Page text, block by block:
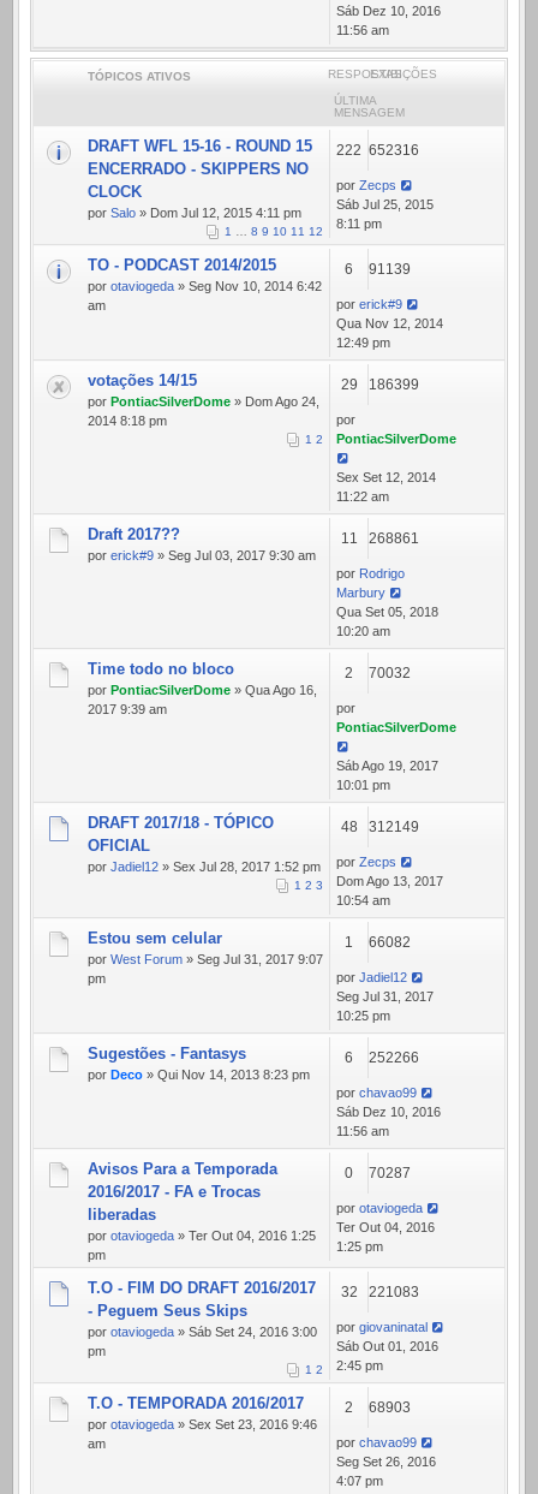
Ver
última
mensagem
Sáb Dez 10, 2016
11:56 am
TÓPICOS ATIVOS RESPOSTASEXIBIÇÕES
ÚLTIMA
MENSAGEM
DRAFT WFL 15-16 - ROUND 15
ENCERRADO - SKIPPERS NO
CLOCK
por Salo » Dom Jul 12, 2015 4:11 pm
1 8 9 10 11 12
222 652316
por Zecps
Sáb Jul 25, 2015
8:11 pm
TO - PODCAST 2014/2015
por otaviogeda » Seg Nov 10, 2014 6:42
am
6 91139
por erick#9
Qua Nov 12, 2014
12:49 pm
votações 14/15
por PontiacSilverDome » Dom Ago 24,
2014 8:18 pm
1 2
29 186399
por
PontiacSilverDome
Sex Set 12, 2014
11:22 am
Draft 2017??
por erick#9 » Seg Jul 03, 2017 9:30 am
11 268861
por Rodrigo
Marbury
Qua Set 05, 2018
10:20 am
Time todo no bloco
por PontiacSilverDome » Qua Ago 16,
2017 9:39 am
2 70032
por
PontiacSilverDome
Sáb Ago 19, 2017
10:01 pm
DRAFT 2017/18 - TÓPICO
OFICIAL
por Jadiel12 » Sex Jul 28, 2017 1:52 pm
1 2 3
48 312149
por Zecps
Dom Ago 13, 2017
10:54 am
Estou sem celular
por West Forum » Seg Jul 31, 2017 9:07
pm
1 66082
por Jadiel12
Seg Jul 31, 2017
10:25 pm
Sugestões - Fantasys
por Deco » Qui Nov 14, 2013 8:23 pm
6 252266
por chavao99
Sáb Dez 10, 2016
11:56 am
Avisos Para a Temporada
2016/2017 - FA e Trocas
liberadas
por otaviogeda » Ter Out 04, 2016 1:25
pm
0 70287
por otaviogeda
Ter Out 04, 2016
1:25 pm
T.O - FIM DO DRAFT 2016/2017
- Peguem Seus Skips
por otaviogeda » Sáb Set 24, 2016 3:00
pm
1 2
32 221083
por giovaninatal
Sáb Out 01, 2016
2:45 pm
T.O - TEMPORADA 2016/2017
por otaviogeda » Sex Set 23, 2016 9:46
am
2 68903
por chavao99
Seg Set 26, 2016
4:07 pm